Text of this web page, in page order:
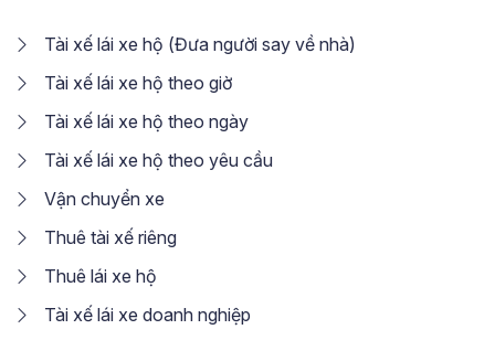
Tài xế lái xe hộ (Đưa người say về nhà)
Tài xế lái xe hộ theo giờ
Tài xế lái xe hộ theo ngày
Tài xế lái xe hộ theo yêu cầu
Vận chuyển xe
Thuê tài xế riêng
Thuê lái xe hộ
Tài xế lái xe doanh nghiệp